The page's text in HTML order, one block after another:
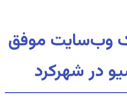
وب‌سایت موفق
در شهرکرد